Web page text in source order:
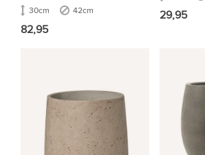
30cm 42cm
82,95
29,95